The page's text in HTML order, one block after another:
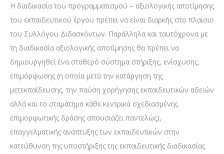
Η διαδικασία του προγραμματισμού – αξιολογικής αποτίμησης
του εκπαιδευτικού έργου πρέπει να είναι διαρκής στο πλαίσιο
του Συλλόγου Διδασκόντων. Παράλληλα και ταυτόχρονα με
τη διαδικασία αξιολογικής αποτίμησης θα πρέπει να
δημιουργηθεί ένα σταθερό σύστημα στήριξης, ενίσχυσης,
επιμόρφωσης (η οποία μετά την κατάργηση της
μετεκπαίδευσης, την παύση χορήγησης εκπαιδευτικών αδειών
αλλά και το σταμάτημα κάθε κεντρικά σχεδιασμένης
επιμορφωτικής δράσης απουσιάζει παντελώς),
επαγγελματικής ανάπτυξης των εκπαιδευτικών στην
κατεύθυνση της υποστήριξης της εκπαιδευτικής διαδικασίας